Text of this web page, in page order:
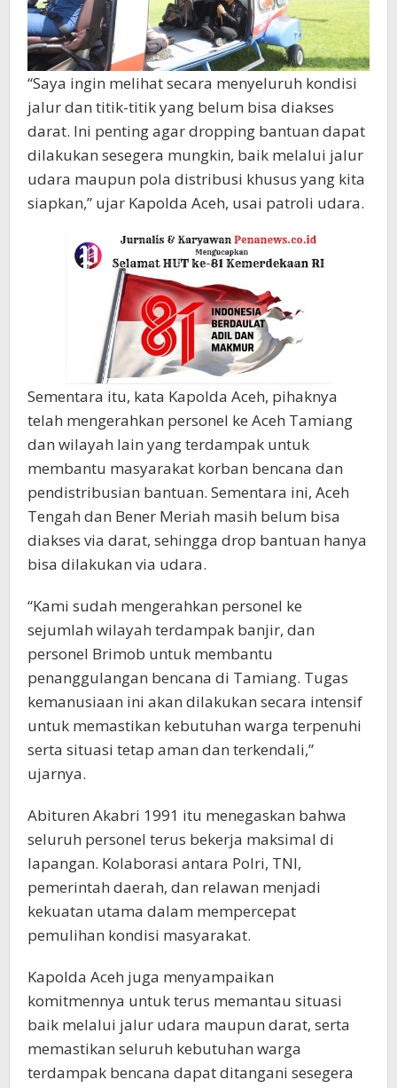
“Saya ingin melihat secara menyeluruh kondisi
jalur dan titik-titik yang belum bisa diakses
darat. Ini penting agar dropping bantuan dapat
dilakukan sesegera mungkin, baik melalui jalur
udara maupun pola distribusi khusus yang kita
siapkan,” ujar Kapolda Aceh, usai patroli udara.
Sementara itu, kata Kapolda Aceh, pihaknya
telah mengerahkan personel ke Aceh Tamiang
dan wilayah lain yang terdampak untuk
membantu masyarakat korban bencana dan
pendistribusian bantuan. Sementara ini, Aceh
Tengah dan Bener Meriah masih belum bisa
diakses via darat, sehingga drop bantuan hanya
bisa dilakukan via udara.
“Kami sudah mengerahkan personel ke
sejumlah wilayah terdampak banjir, dan
personel Brimob untuk membantu
penanggulangan bencana di Tamiang. Tugas
kemanusiaan ini akan dilakukan secara intensif
untuk memastikan kebutuhan warga terpenuhi
serta situasi tetap aman dan terkendali,”
ujarnya.
Abituren Akabri 1991 itu menegaskan bahwa
seluruh personel terus bekerja maksimal di
lapangan. Kolaborasi antara Polri, TNI,
pemerintah daerah, dan relawan menjadi
kekuatan utama dalam mempercepat
pemulihan kondisi masyarakat.
Kapolda Aceh juga menyampaikan
komitmennya untuk terus memantau situasi
baik melalui jalur udara maupun darat, serta
memastikan seluruh kebutuhan warga
terdampak bencana dapat ditangani sesegera